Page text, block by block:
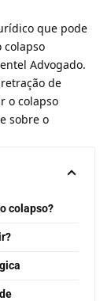
que pode
colapso
Advogado.
de
o colapso
sobre o
colapso?